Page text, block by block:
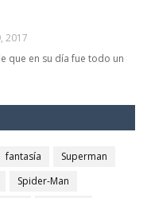
2017
que en su día fue todo un
fantasía
Superman
Spider-Man